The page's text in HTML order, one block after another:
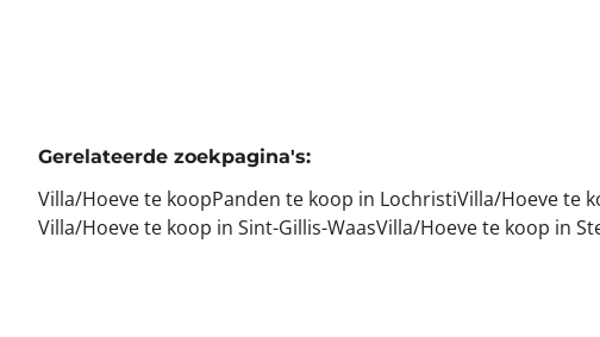
Gerelateerde zoekpagina's:
Villa/Hoeve te koopPanden te koop in LochristiVilla/Hoeve te
Villa/Hoeve te koop in Sint-Gillis-WaasVilla/Hoeve te koop in